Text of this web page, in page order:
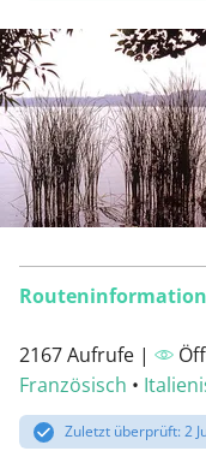
2167 Aufrufe |
Französisch •
Zuletzt überprüft: 2